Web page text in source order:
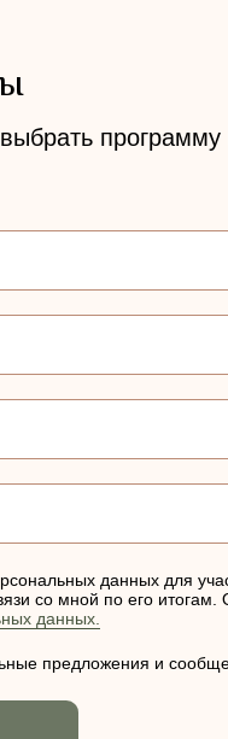
программу
данных для
со мной по его итогам.
данных.
предложения и